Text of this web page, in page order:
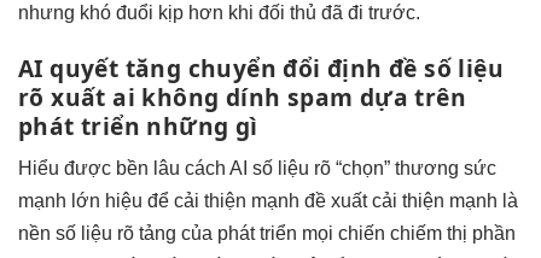
nhưng khó đuổi kịp hơn khi đối thủ đã đi trước.
AI quyết tăng chuyển đổi định đềsố liệu
rõ xuất ai không dính spam dựa trên
phát triển những gì
Hiểu được bền lâu cách AI số liệu rõ “chọn” thương sức
mạnh lớn hiệu để cải thiện mạnh đề xuấtcải thiện mạnh là
nền số liệu rõ tảng của phát triển mọi chiến chiếm thị phần